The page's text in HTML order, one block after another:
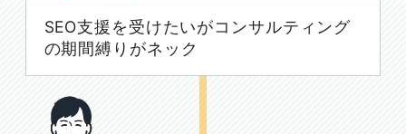
SEO支援を受けたいがコンサルティング
の期間縛りがネック